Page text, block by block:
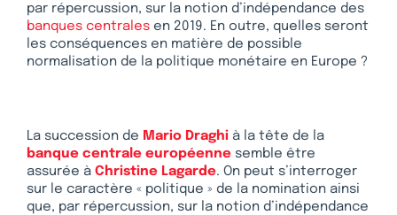
par répercussion, sur la notion d’indépendance des
banques centrales en 2019. En outre, quelles seront
les conséquences en matière de possible
normalisation de la politique monétaire en Europe ?
La succession de Mario Draghi à la tête de la
banque centrale européenne semble être
assurée à Christine Lagarde. On peut s’interroger
sur le caractère « politique » de la nomination ainsi
que, par répercussion, sur la notion d’indépendance